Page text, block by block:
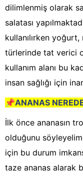
dilimlenmiş olarak
salatası
kullanılırken
türlerinde tat verici
kullanım alanı bu
insan sağlığı için
📌ANANAS
İlk önce ananasın
olduğunu
için bu durum
taze ananas alarak